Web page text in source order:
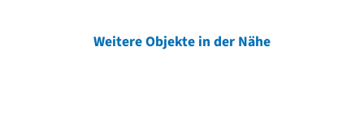
Weitere Objekte in der Nähe